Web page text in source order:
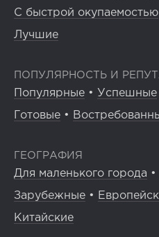
С быстрой окупаемостью
Лучшие
ПОПУЛЯРНОСТЬ И
Популярные • Успешные
Готовые •
ГЕОГРАФИЯ
Для маленького города •
Зарубежные •
Китайские